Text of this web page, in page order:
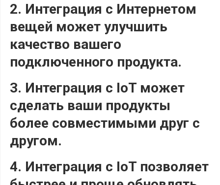
2. Интеграция с Интернетом
вещей может улучшить
качество вашего
подключенного продукта.
3. Интеграция с IoT может
сделать ваши продукты
более совместимыми друг с
другом.
4. Интеграция с IoT позволяет